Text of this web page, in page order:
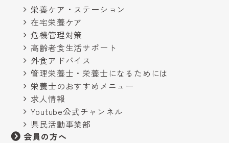
栄養ケア・ステーション
在宅栄養ケア
危機管理対策
高齢者食生活サポート
外食アドバイス
管理栄養士・栄養士になるためには
栄養士のおすすめメニュー
求人情報
Youtube公式チャンネル
県民活動事業部
会員の方へ